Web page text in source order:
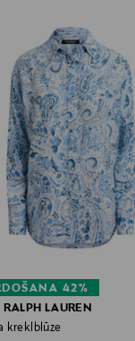
42%
RALPH LAUREN
kreklblūze